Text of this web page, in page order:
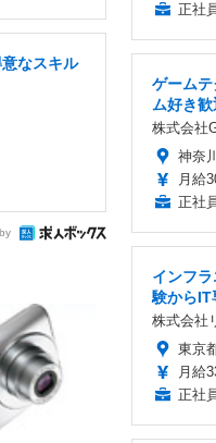
なスキル
正社
ゲーム
ム好き
株式会社
神奈
月給
正社
インフ
験からIT
株式会社
東京
月給
正社